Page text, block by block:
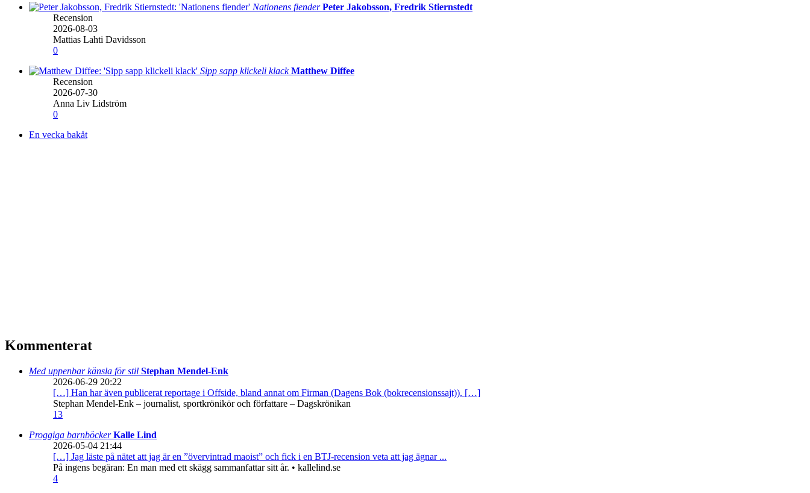
Nationens fiender Peter Jakobsson, Fredrik Stiernstedt
Recension
2026-08-03
Mattias Lahti Davidsson
0
Sipp sapp klickeli klack Matthew Diffee
Recension
2026-07-30
Anna Liv Lidström
0
En vecka bakåt
Kommenterat
Med uppenbar känsla för stil Stephan Mendel-Enk
2026-06-29 20:22
[…] Han har även publicerat reportage i Offside, bland annat om Firman (Dagens Bok (bokrecensionssajt)). […]
Stephan Mendel-Enk – journalist, sportkrönikör och författare – Dagskrönikan
13
Proggiga barnböckerKalle Lind
2026-05-04 21:44
[…] Jag läste på nätet att jag är en ”övervintrad maoist” och fick i en BTJ-recension veta att jag ägnar ...
På ingens begäran: En man med ett skägg sammanfattar sitt år. • kallelind.se
4